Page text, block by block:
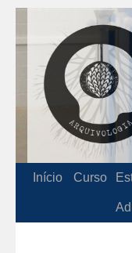
Início Curso